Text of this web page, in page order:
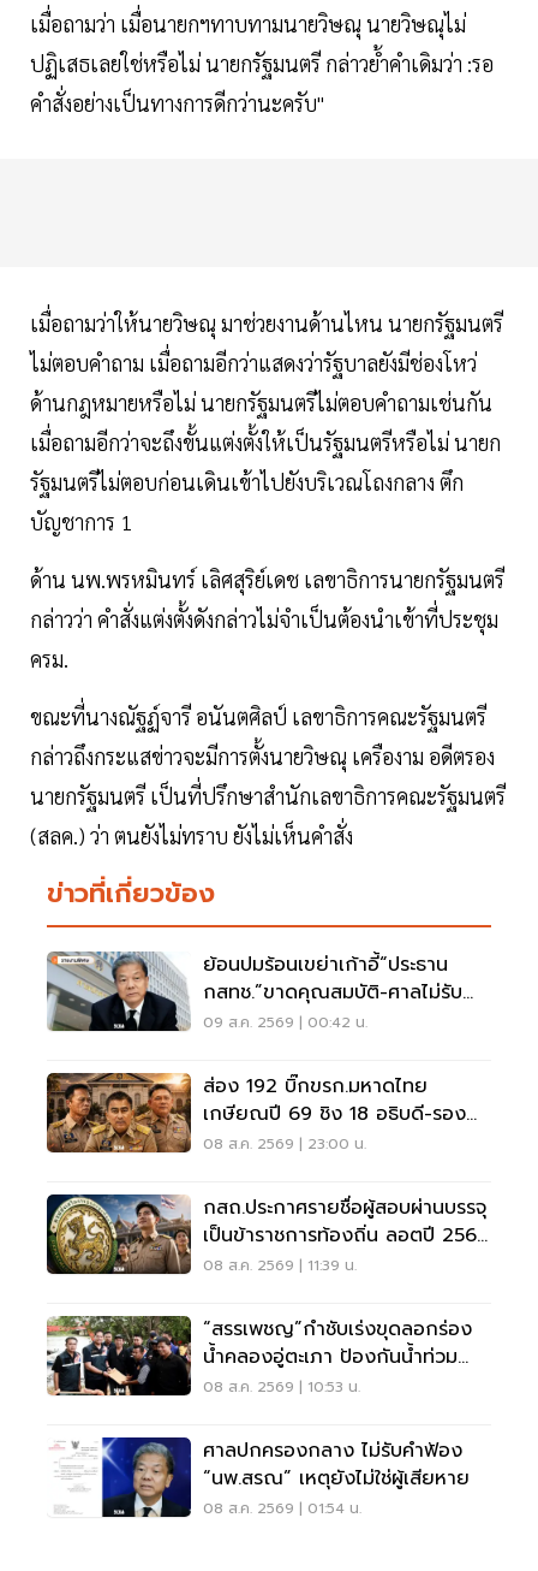
เมื่อถามว่า เมื่อนายกฯทาบทามนายวิษณุ นายวิษณุไม่
ปฏิเสธเลยใช่หรือไม่ นายกรัฐมนตรี กล่าวย้ำคำเดิมว่า :รอ
คำสั่งอย่างเป็นทางการดีกว่านะครับ"
เมื่อถามว่าให้นายวิษณุ มาช่วยงานด้านไหน นายกรัฐมนตรี
ไม่ตอบคำถาม เมื่อถามอีกว่าแสดงว่ารัฐบาลยังมีช่องโหว่
ด้านกฎหมายหรือไม่ นายกรัฐมนตรีไม่ตอบคำถามเช่นกัน
เมื่อถามอีกว่าจะถึงขั้นแต่งตั้งให้เป็นรัฐมนตรีหรือไม่ นายก
รัฐมนตรีไม่ตอบก่อนเดินเข้าไปยังบริเวณโถงกลาง ตึก
บัญชาการ 1
ด้าน นพ.พรหมินทร์ เลิศสุริย์เดช เลขาธิการนายกรัฐมนตรี
กล่าวว่า คำสั่งแต่งตั้งดังกล่าวไม่จำเป็นต้องนำเข้าที่ประชุม
ครม.
ขณะที่นางณัฐฏ์จารี อนันตศิลป์ เลขาธิการคณะรัฐมนตรี
กล่าวถึงกระแสข่าวจะมีการตั้งนายวิษณุ เครืองาม อดีตรอง
นายกรัฐมนตรี เป็นที่ปรึกษาสำนักเลขาธิการคณะรัฐมนตรี
(สลค.) ว่า ตนยังไม่ทราบ ยังไม่เห็นคำสั่ง
ข่าวที่เกี่ยวข้อง
ย้อนปมร้อนเขย่าเก้าอี้“ประธาน
กสทช.”ขาดคุณสมบัติ-ศาลไม่รับคำ
ฟ้อง
09 ส.ค. 2569 | 00:42 น.
ส่อง 192 บิ๊กขรก.มหาดไทย
เกษียณปี 69 ชิง 18 อธิบดี-รอง
ปลัด-ผู้ว่าฯ
08 ส.ค. 2569 | 23:00 น.
กสถ.ประกาศรายชื่อผู้สอบผ่านบรรจุ
เป็นข้าราชการท้องถิ่น ลอตปี 2568
ใหม่
08 ส.ค. 2569 | 11:39 น.
“สรรเพชญ”กำชับเร่งขุดลอกร่อง
น้ำคลองอู่ตะเภา ป้องกันน้ำท่วม
สงขลา
08 ส.ค. 2569 | 10:53 น.
ศาลปกครองกลาง ไม่รับคำฟ้อง
“นพ.สรณ” เหตุยังไม่ใช่ผู้เสียหาย
08 ส.ค. 2569 | 01:54 น.